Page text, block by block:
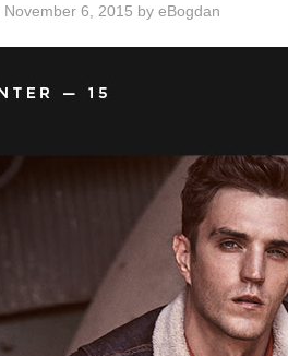
November 6, 2015 by eBogdan